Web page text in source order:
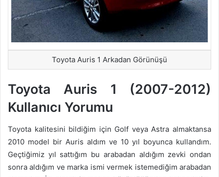
Toyota Auris 1 Arkadan Görünüşü
Toyota Auris 1 (2007-2012)
Kullanıcı Yorumu
Toyota kalitesini bildiğim için Golf veya Astra almaktansa
2010 model bir Auris aldım ve 10 yıl boyunca kullandım.
Geçtiğimiz yıl sattığım bu arabadan aldığım zevki ondan
sonra aldığım ve marka ismi vermek istemediğim arabadan